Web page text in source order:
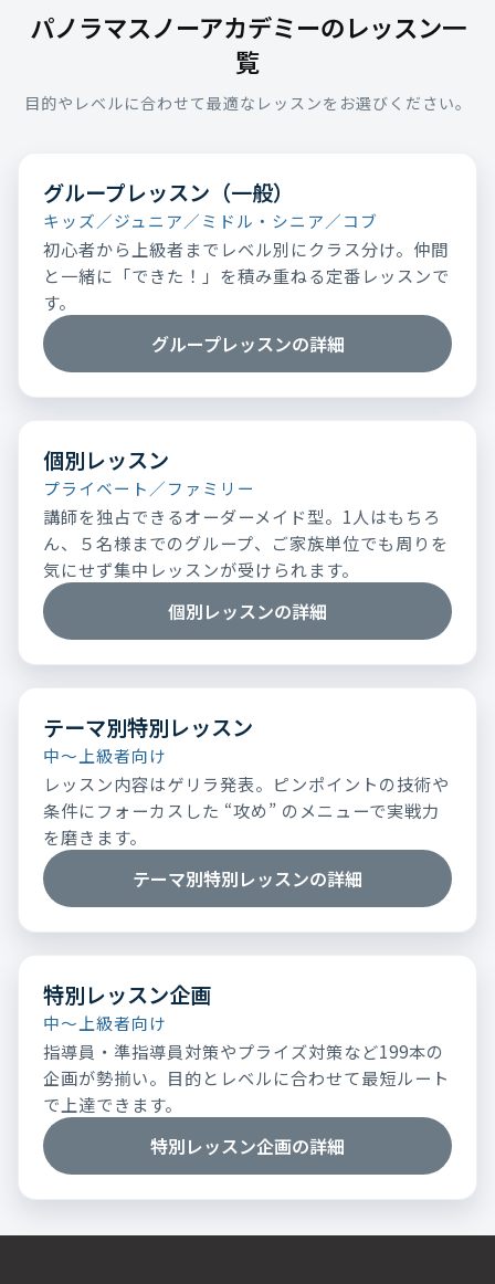
パノラマスノーアカデミーのレッスン一
覧
目的やレベルに合わせて最適なレッスンをお選びください。
グループレッスン（一般）
キッズ／ジュニア／ミドル・シニア／コブ
初心者から上級者までレベル別にクラス分け。仲間
と一緒に「できた！」を積み重ねる定番レッスンで
す。
グループレッスンの詳細
個別レッスン
プライベート／ファミリー
講師を独占できるオーダーメイド型。1人はもちろ
ん、５名様までのグループ、ご家族単位でも周りを
気にせず集中レッスンが受けられます。
個別レッスンの詳細
テーマ別特別レッスン
中～上級者向け
レッスン内容はゲリラ発表。ピンポイントの技術や
条件にフォーカスした “攻め” のメニューで実戦力
を磨きます。
テーマ別特別レッスンの詳細
特別レッスン企画
中～上級者向け
指導員・準指導員対策やプライズ対策など199本の
企画が勢揃い。目的とレベルに合わせて最短ルート
で上達できます。
特別レッスン企画の詳細